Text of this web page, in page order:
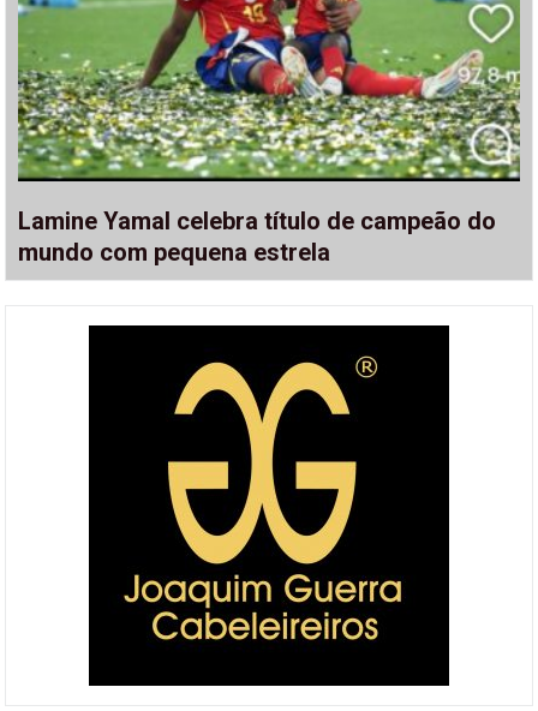
Lamine Yamal celebra título de campeão do
mundo com pequena estrela